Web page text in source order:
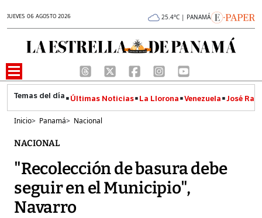
JUEVES 06 AGOSTO 2026 25.4°C | PANAMÁ
Últimas Noticias La Llorona Venezuela José
Inicio> Panamá> Nacional
NACIONAL
"Recolección de basura debe
seguir en el Municipio",
Navarro